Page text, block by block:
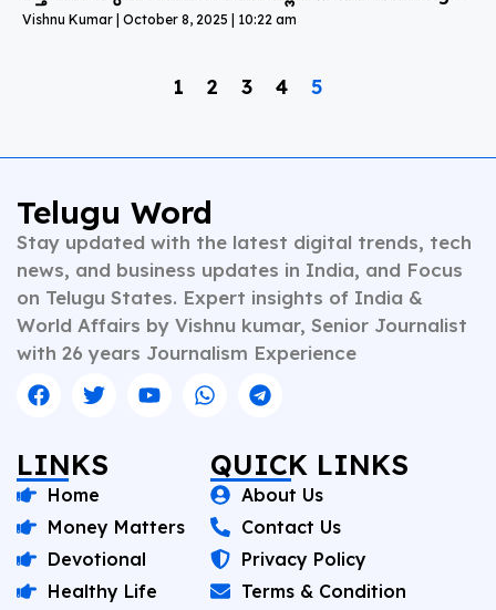
Vishnu Kumar October 8, 2025 10:22 am
1 2 3 4 5
Telugu Word
Stay updated with the latest digital trends, tech
news, and business updates in India, and Focus
on Telugu States. Expert insights of India &
World Affairs by Vishnu kumar, Senior Journalist
with 26 years Journalism Experience
LINKS
Home
Money Matters
Devotional
Healthy Life
QUICK LINKS
About Us
Contact Us
Privacy Policy
Terms & Condition